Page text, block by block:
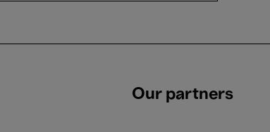
Our partners